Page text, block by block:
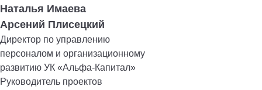
Наталья Имаева
Арсений Плисецкий
Директор по управлению
персоналом и организационному
развитию УК «Альфа-Капитал»
Руководитель проектов